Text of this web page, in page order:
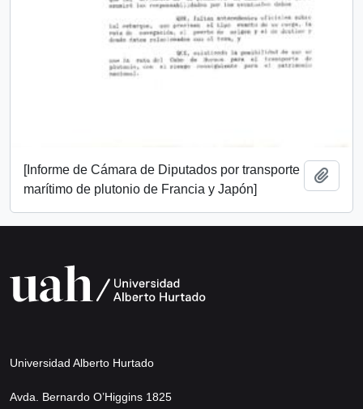
[Informe de Cámara de Diputados por transporte
marítimo de plutonio de Francia y Japón]
Universidad Alberto Hurtado
Avda. Bernardo O’Higgins 1825